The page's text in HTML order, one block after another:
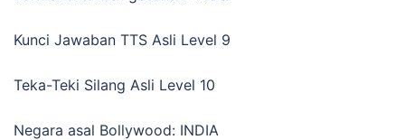
Kunci Jawaban TTS Asli Level 9
Teka-Teki Silang Asli Level 10
Negara asal Bollywood: INDIA